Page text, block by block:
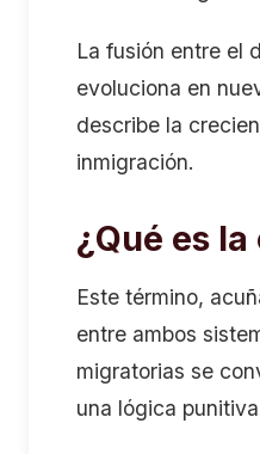
La fusión entre el
evoluciona en
describe la
inmigración.
¿Qué es
Este término,
entre ambos
migratorias se
una lógica